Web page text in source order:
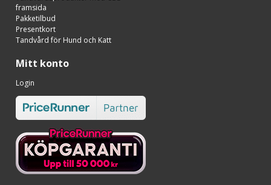
framsida
Pakketilbud
Presentkort
Tandvård för Hund och Katt
Mitt konto
Login